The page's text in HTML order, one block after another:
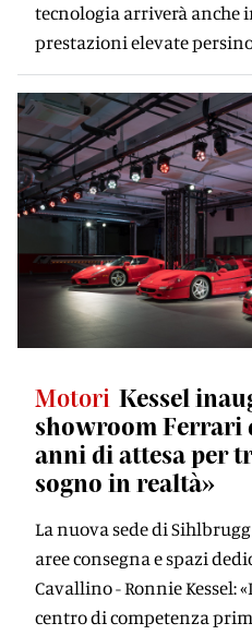
tecnologia arriverà anche
prestazioni elevate
Motori Kessel
showroom Ferrari
anni di attesa per
sogno in realtà»
La nuova sede di
aree consegna e spazi
Cavallino - Ronnie
centro di competenza